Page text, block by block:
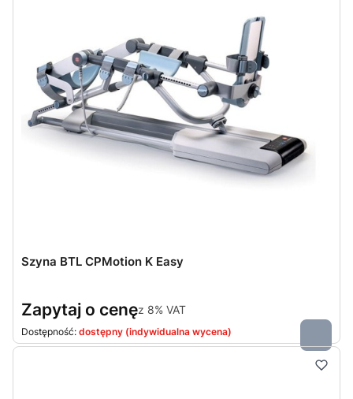
Szyna BTL CPMotion K Easy
Zapytaj o cenęz 8% VAT
Dostępność: dostępny (indywidualna wycena)